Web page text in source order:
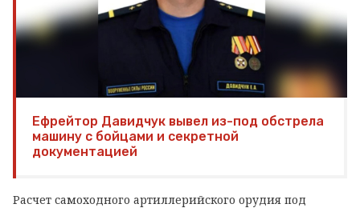
Ефрейтор Давидчук вывел из-под обстрела
машину с бойцами и секретной
документацией
Расчет самоходного артиллерийского орудия под